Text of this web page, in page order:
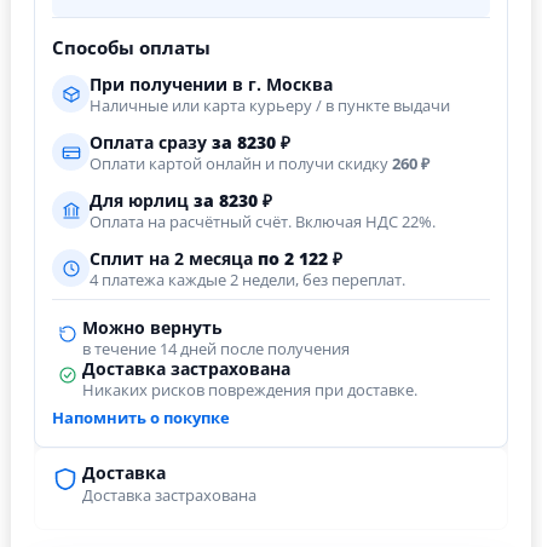
Доставка
Доставка застрахована
Способы оплаты
При получении в г. Москва
Наличные или карта курьеру / в пункте выдачи
Оплата сразу за 8230 ₽
Оплати картой онлайн и получи скидку260 ₽
Для юрлиц за 8230 ₽
Оплата на расчётный счёт. Включая НДС 22%.
Сплит на 2 месяца по 2 122 ₽
4 платежа каждые 2 недели, без переплат.
Можно вернуть
в течение 14 дней после получения
Доставка застрахована
Никаких рисков повреждения при доставке.
Напомнить о покупке